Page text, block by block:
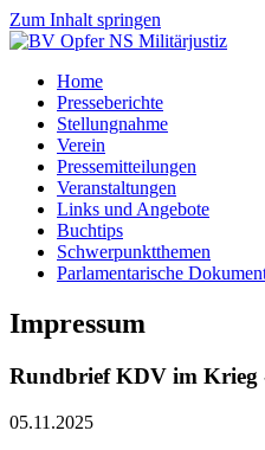
Zum Inhalt springen
Home
Presseberichte
Stellungnahme
Verein
Pressemitteilungen
Veranstaltungen
Links und Angebote
Buchtips
Schwerpunktthemen
Parlamentarische
Impressum
Rundbrief KDV im Krieg -
05.11.2025